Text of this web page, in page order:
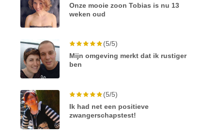
Onze mooie zoon Tobias is nu 13
weken oud
(5/5)
Mijn omgeving merkt dat ik rustiger
ben
(5/5)
Ik had net een positieve
zwangerschapstest!